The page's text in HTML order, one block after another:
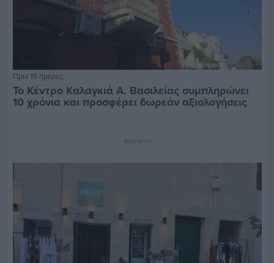
Πριν 19 ημέρες
Το Κέντρο Καλαγκιά Α. Βασιλείας συμπληρώνει
10 χρόνια και προσφέρει δωρεάν αξιολογήσεις
Διαφήμιση